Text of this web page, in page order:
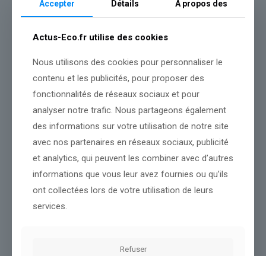
le Congrès appelle au retrait des forces armées américaines, un
vote « insensé » pour Trump
Accepter Détails A propos des
Actus-Eco.fr utilise des cookies
Nous utilisons des cookies pour personnaliser le
contenu et les publicités, pour proposer des
fonctionnalités de réseaux sociaux et pour
analyser notre trafic. Nous partageons également
des informations sur votre utilisation de notre site
avec nos partenaires en réseaux sociaux, publicité
et analytics, qui peuvent les combiner avec d’autres
informations que vous leur avez fournies ou qu’ils
ont collectées lors de votre utilisation de leurs
services.
Refuser